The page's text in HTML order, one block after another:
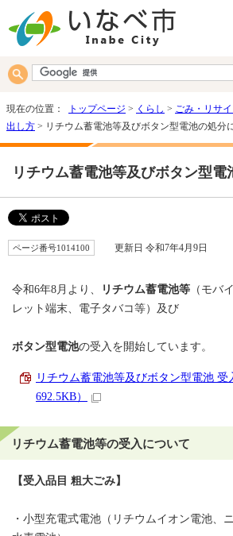
現在の位置： トップページ > くらし > ごみ・リサ
出し方 > リチウム蓄電池等及びボタン型電池の処分
リチウム蓄電池等及びボタン型電
ページ番号1014100 更新日 令和7年4月9日
令和6年8月より、 リチウム蓄電池等 （モバ
レット端末、電子タバコ等）及び
ボタン型電池の受入を開始しています。
リチウム蓄電池等及びボタン型電池 受
692.5KB）
リチウム蓄電池等の受入について
【受入品目 粗大ごみ】
・小型充電式電池（リチウムイオン電池、